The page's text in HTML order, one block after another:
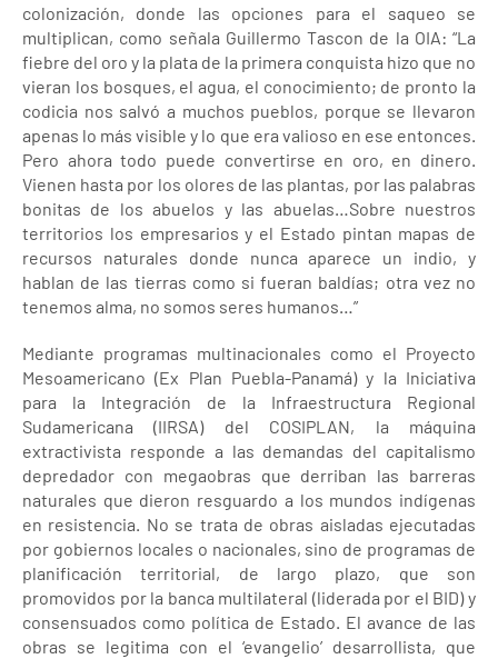
colonización, donde las opciones para el saqueo se
multiplican, como señala Guillermo Tascon de la OIA: “La
fiebre del oro y la plata de la primera conquista hizo que no
vieran los bosques, el agua, el conocimiento; de pronto la
codicia nos salvó a muchos pueblos, porque se llevaron
apenas lo más visible y lo que era valioso en ese entonces.
Pero ahora todo puede convertirse en oro, en dinero.
Vienen hasta por los olores de las plantas, por las palabras
bonitas de los abuelos y las abuelas…Sobre nuestros
territorios los empresarios y el Estado pintan mapas de
recursos naturales donde nunca aparece un indio, y
hablan de las tierras como si fueran baldías; otra vez no
tenemos alma, no somos seres humanos…”
Mediante programas multinacionales como el Proyecto
Mesoamericano (Ex Plan Puebla-Panamá) y la Iniciativa
para la Integración de la Infraestructura Regional
Sudamericana (IIRSA) del COSIPLAN, la máquina
extractivista responde a las demandas del capitalismo
depredador con megaobras que derriban las barreras
naturales que dieron resguardo a los mundos indígenas
en resistencia. No se trata de obras aisladas ejecutadas
por gobiernos locales o nacionales, sino de programas de
planificación territorial, de largo plazo, que son
promovidos por la banca multilateral (liderada por el BID) y
consensuados como política de Estado. El avance de las
obras se legitima con el ‘evangelio’ desarrollista, que